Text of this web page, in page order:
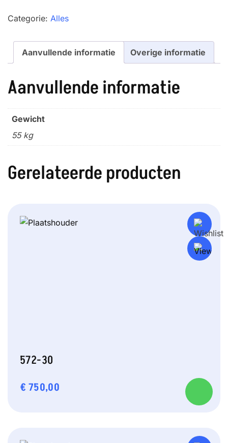
Categorie: Alles
Aanvullende informatie Overige informatie
Aanvullende informatie
Gewicht
55 kg
Gerelateerde producten
572-30
€ 750,00